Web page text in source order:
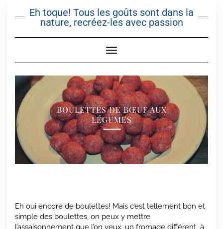
Eh toque! Tous les goûts sont dans la
nature, recréez-les avec passion
Toggle Navigation
BOULETTES DE BŒUF AUX
LÉGUMES
Eh oui encore de boulettes! Mais c’est tellement bon et
simple des boulettes, on peux y mettre
l’assaisonnement que l’on veux, un fromage différent à